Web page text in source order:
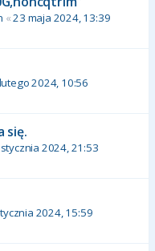
«23 maja 2024, 13:39
2024, 10:56
się.
2024, 21:53
2024, 15:59